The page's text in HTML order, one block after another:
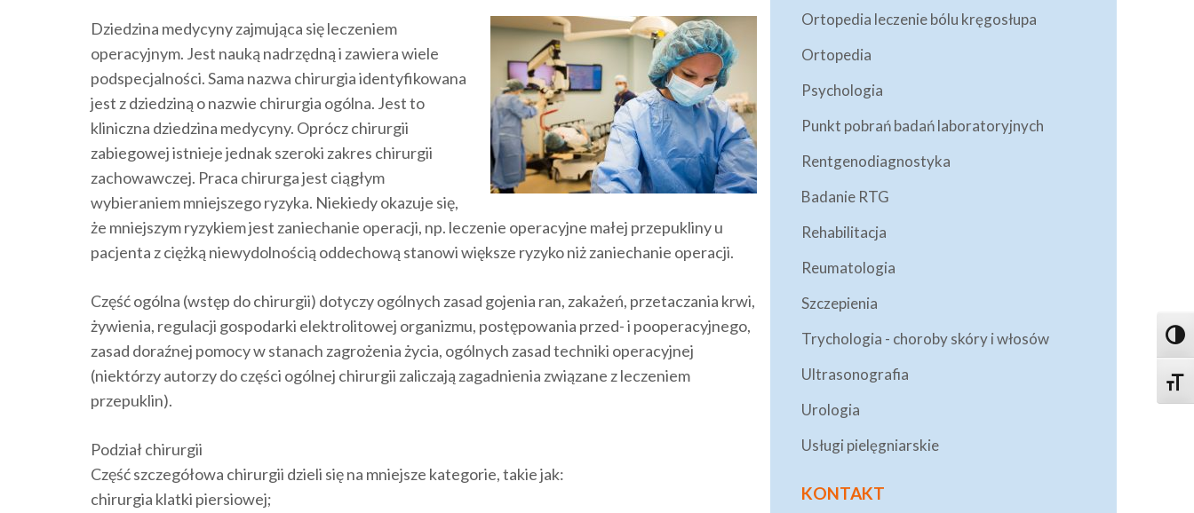
Dziedzina medycyny zajmująca się leczeniem
operacyjnym. Jest nauką nadrzędną i zawiera wiele
podspecjalności. Sama nazwa chirurgia identyfikowana
jest z dziedziną o nazwie chirurgia ogólna. Jest to
kliniczna dziedzina medycyny. Oprócz chirurgii
zabiegowej istnieje jednak szeroki zakres chirurgii
zachowawczej. Praca chirurga jest ciągłym
wybieraniem mniejszego ryzyka. Niekiedy okazuje się,
że mniejszym ryzykiem jest zaniechanie operacji, np. leczenie operacyjne małej przepukliny u
pacjenta z ciężką niewydolnością oddechową stanowi większe ryzyko niż zaniechanie operacji.
Część ogólna (wstęp do chirurgii) dotyczy ogólnych zasad gojenia ran, zakażeń, przetaczania krwi,
żywienia, regulacji gospodarki elektrolitowej organizmu, postępowania przed- i pooperacyjnego,
zasad doraźnej pomocy w stanach zagrożenia życia, ogólnych zasad techniki operacyjnej
(niektórzy autorzy do części ogólnej chirurgii zaliczają zagadnienia związane z leczeniem
przepuklin).
Podział chirurgii
Część szczegółowa chirurgii dzieli się na mniejsze kategorie, takie jak:
chirurgia klatki piersiowej;
Ortopedia leczenie bólu kręgosłupa
Ortopedia
Psychologia
Punkt pobrań badań laboratoryjnych
Rentgenodiagnostyka
Badanie RTG
Rehabilitacja
Reumatologia
Szczepienia
Trychologia - choroby skóry i włosów
Ultrasonografia
Urologia
Usługi pielęgniarskie
KONTAKT